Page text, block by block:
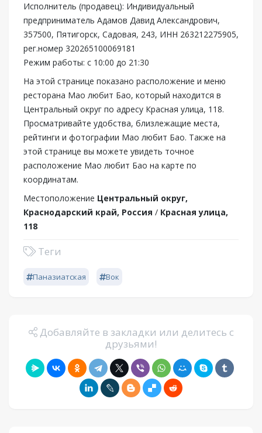
Исполнитель (продавец): Индивидуальный
предприниматель Адамов Давид Александрович,
357500, Пятигорск, Садовая, 243, ИНН 263212275905,
рег.номер 320265100069181
Режим работы: с 10:00 до 21:30
На этой странице показано расположение и меню
ресторана Мао любит Бао, который находится в
Центральный округ по адресу Красная улица, 118.
Просматривайте удобства, близлежащие места,
рейтинги и фотографии Мао любит Бао. Также на
этой странице вы можете увидеть точное
расположение Мао любит Бао на карте по
координатам.
Местоположение Центральный округ,
Краснодарский край, Россия / Красная улица,
118
Теги
Паназиатская Вок
Добавляйте в закладки или делитесь с
друзьями!